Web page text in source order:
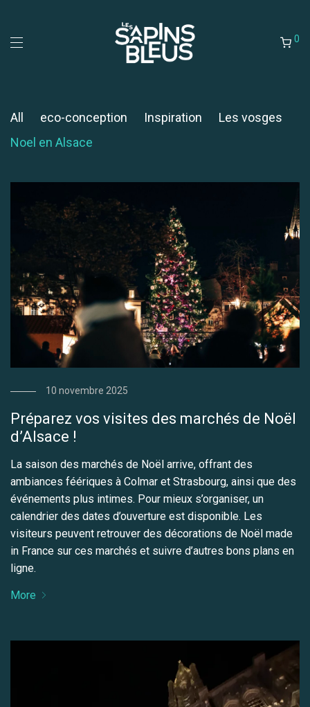
0
All eco-conception Inspiration
Les vosges
Noel en Alsace
10 novembre 2025
Préparez vos visites des marchés de Noël
d’Alsace !
La saison des marchés de Noël arrive, offrant des
ambiances féériques à Colmar et Strasbourg, ainsi que des
événements plus intimes. Pour mieux s’organiser, un
calendrier des dates d’ouverture est disponible. Les
visiteurs peuvent retrouver des décorations de Noël made
in France sur ces marchés et suivre d’autres bons plans en
ligne.
More